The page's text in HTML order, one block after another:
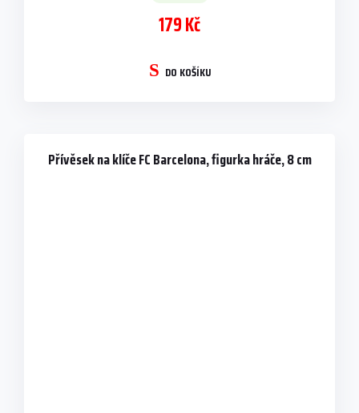
179 Kč
DO KOŠÍKU
Přívěsek na klíče FC Barcelona, figurka hráče, 8 cm